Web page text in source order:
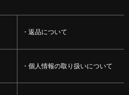
返品について
個人情報の取り扱いについて